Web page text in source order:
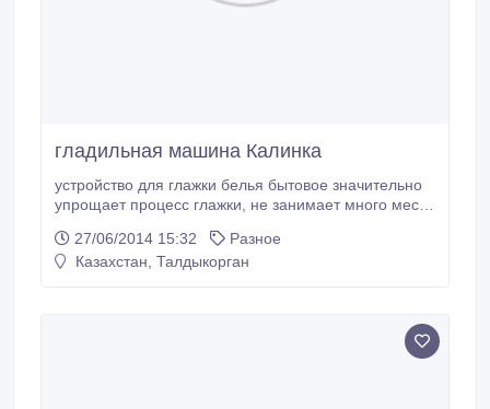
гладильная машина Калинка
устройство для глажки белья бытовое значительно
упрощает процесс глажки, не занимает много места
27/06/2014 15:32
Разное
Казахстан, Талдыкорган